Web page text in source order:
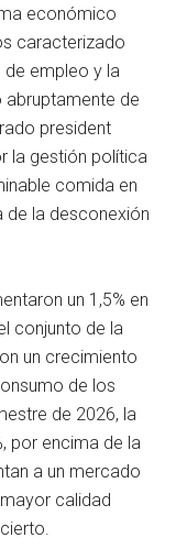
económico
caracterizado
empleo y la
de
president
la gestión política
comida en
de la desconexión
un 1,5% en
conjunto de la
un crecimiento
de los
de 2026, la
por encima de la
a un mercado
calidad